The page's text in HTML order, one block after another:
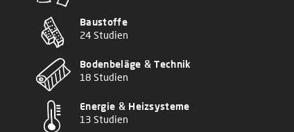
Baustoffe
24 Studien
Bodenbeläge & Technik
18 Studien
Energie & Heizsysteme
13 Studien